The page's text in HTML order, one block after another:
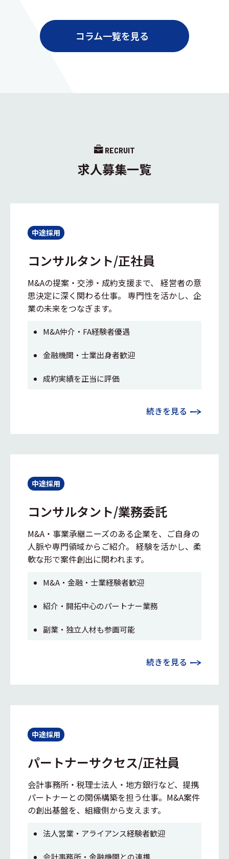
コラム一覧を見る
RECRUIT
求人募集一覧
中途採用
コンサルタント/正社員
M&Aの提案・交渉・成約支援まで、 経営者の意
思決定に深く関わる仕事。 専門性を活かし、企
業の未来をつなぎます。
M&A仲介・FA経験者優遇
金融機関・士業出身者歓迎
成約実績を正当に評価
続きを見る
中途採用
コンサルタント/業務委託
M&A・事業承継ニーズのある企業を、ご自身の
人脈や専門領域からご紹介。 経験を活かし、柔
軟な形で案件創出に関われます。
M&A・金融・士業経験者歓迎
紹介・開拓中心のパートナー業務
副業・独立人材も参画可能
続きを見る
中途採用
パートナーサクセス/正社員
会計事務所・税理士法人・地方銀行など、提携
パートナーとの関係構築を担う仕事。M&A案件
の創出基盤を、組織側から支えます。
法人営業・アライアンス経験者歓迎
会計事務所・金融機関との連携